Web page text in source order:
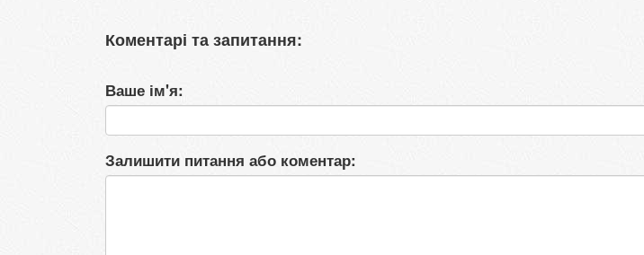
Коментарі та запитання:
Ваше ім'я:
Залишити питання або коментар: